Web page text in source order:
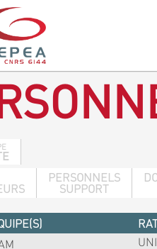
PERSONNELS
SUPPORT